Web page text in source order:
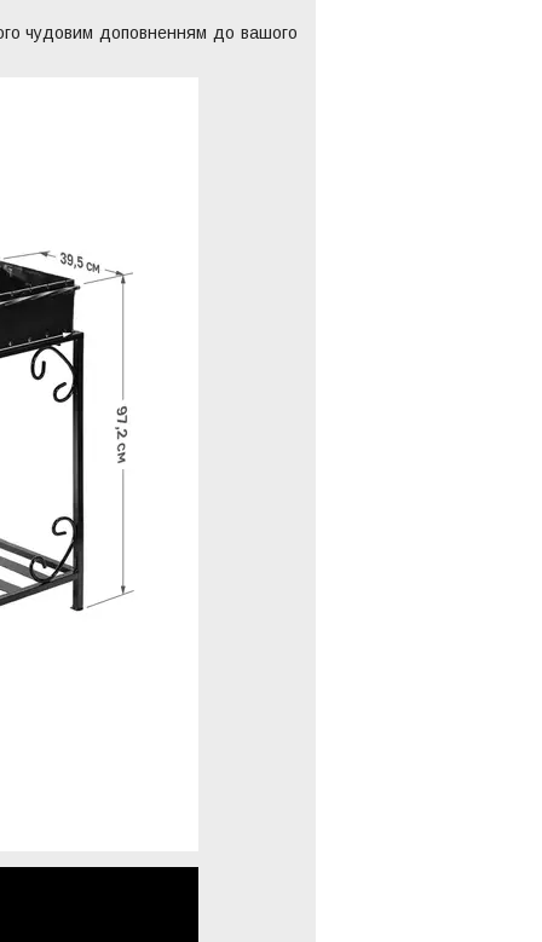
чудовим доповненням до вашого